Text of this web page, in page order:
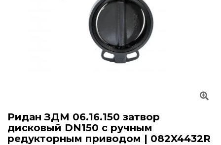
Ридан ЗДМ 06.16.150 затвор
дисковый DN150 с ручным
редукторным приводом | 082X4432R